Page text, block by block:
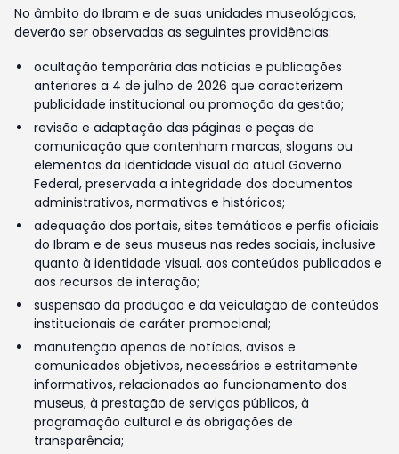
No âmbito do Ibram e de suas unidades museológicas,
deverão ser observadas as seguintes providências:
ocultação temporária das notícias e publicações
anteriores a 4 de julho de 2026 que caracterizem
publicidade institucional ou promoção da gestão;
revisão e adaptação das páginas e peças de
comunicação que contenham marcas, slogans ou
elementos da identidade visual do atual Governo
Federal, preservada a integridade dos documentos
administrativos, normativos e históricos;
adequação dos portais, sites temáticos e perfis oficiais
do Ibram e de seus museus nas redes sociais, inclusive
quanto à identidade visual, aos conteúdos publicados e
aos recursos de interação;
suspensão da produção e da veiculação de conteúdos
institucionais de caráter promocional;
manutenção apenas de notícias, avisos e
comunicados objetivos, necessários e estritamente
informativos, relacionados ao funcionamento dos
museus, à prestação de serviços públicos, à
programação cultural e às obrigações de
transparência;